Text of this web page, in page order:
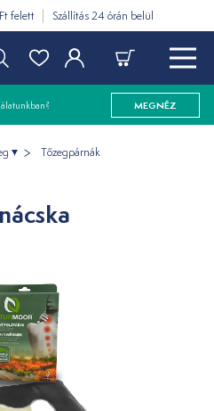
felett Szállítás 24 órán belül
MEGNÉZ
Tőzegpárnák